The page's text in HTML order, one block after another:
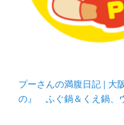
プーさんの満腹日記 | 大
の』 ふぐ鍋＆くえ鍋、